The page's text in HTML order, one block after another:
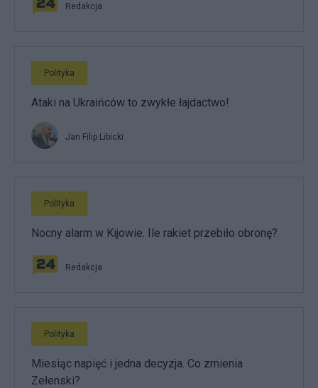
Redakcja
Polityka
Ataki na Ukraińców to zwykłe łajdactwo!
Jan Filip Libicki
Polityka
Nocny alarm w Kijowie. Ile rakiet przebiło obronę?
Redakcja
Polityka
Miesiąc napięć i jedna decyzja. Co zmienia
Zełenski?